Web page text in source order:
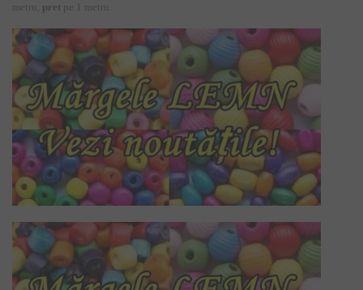
metru, pret pe 1 metru.